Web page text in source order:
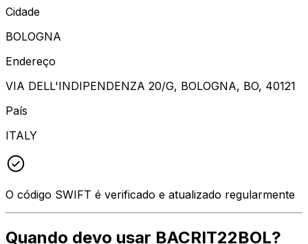
Cidade
BOLOGNA
Endereço
VIA DELL'INDIPENDENZA 20/G, BOLOGNA, BO, 40121
País
ITALY
O código SWIFT é verificado e atualizado regularmente
Quando devo usar BACRIT22BOL?